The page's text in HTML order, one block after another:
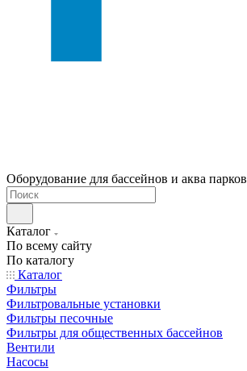
Оборудование для бассейнов и аква парков
Каталог
По всему сайту
По каталогу
Каталог
Фильтры
Фильтровальные установки
Фильтры песочные
Фильтры для общественных бассейнов
Вентили
Насосы